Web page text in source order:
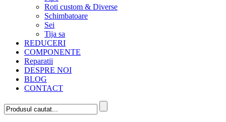
Roti custom & Diverse
Schimbatoare
Sei
Tija sa
REDUCERI
COMPONENTE
Reparatii
DESPRE NOI
BLOG
CONTACT